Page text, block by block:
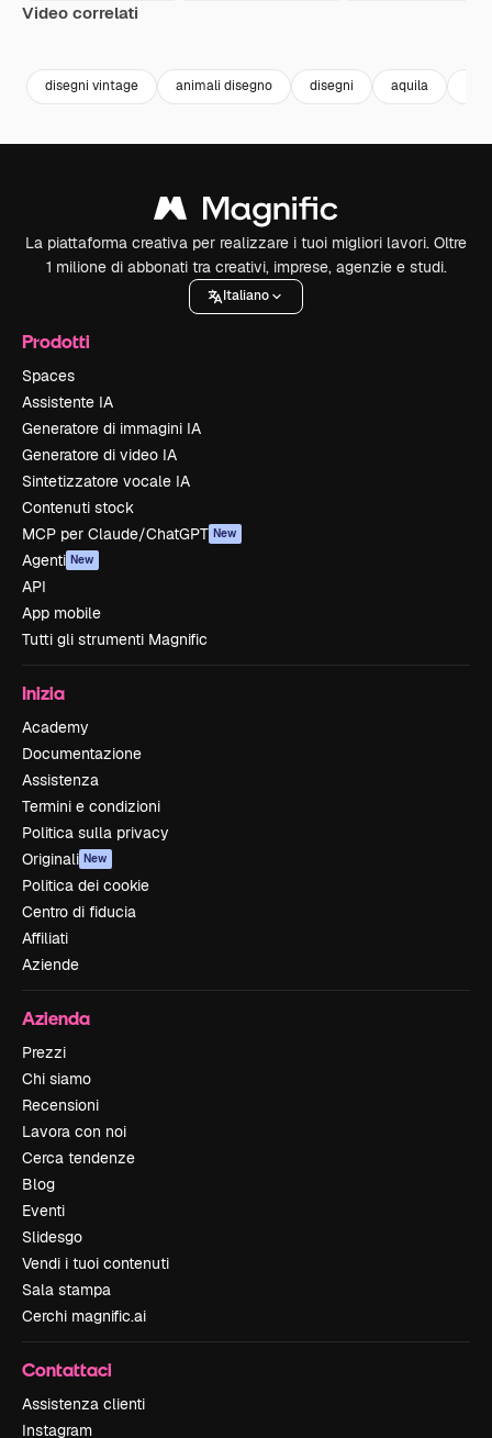
Video correlati
disegni vintage animali disegno disegni aquila
La piattaforma creativa per realizzare i tuoi migliori lavori. Oltre
1 milione di abbonati tra creativi, imprese, agenzie e studi.
Italiano
Prodotti
Spaces
Assistente IA
Generatore di immagini IA
Generatore di video IA
Sintetizzatore vocale IA
Contenuti stock
MCP per Claude/ChatGPT New
Agenti New
API
App mobile
Tutti gli strumenti Magnific
Inizia
Academy
Documentazione
Assistenza
Termini e condizioni
Politica sulla privacy
Originali New
Politica dei cookie
Centro di fiducia
Affiliati
Aziende
Azienda
Prezzi
Chi siamo
Recensioni
Lavora con noi
Cerca tendenze
Blog
Eventi
Slidesgo
Vendi i tuoi contenuti
Sala stampa
Cerchi magnific.ai
Contattaci
Assistenza clienti
Instagram